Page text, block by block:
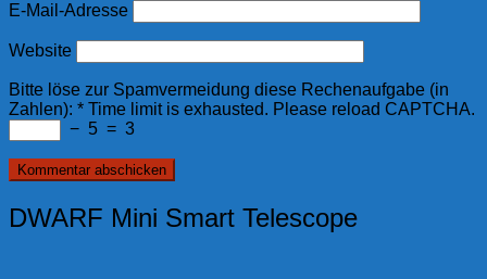
E-Mail-Adresse
Website
Bitte löse zur Spamvermeidung diese Rechenaufgabe (in
Zahlen): * Time limit is exhausted. Please reload CAPTCHA.
− 5 = 3
DWARF Mini Smart Telescope